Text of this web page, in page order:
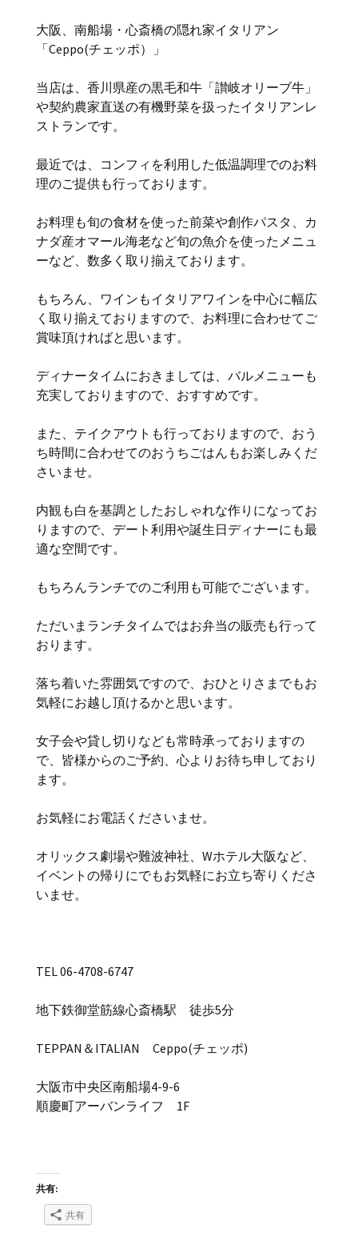
大阪、南船場・心斎橋の隠れ家イタリアン
「Ceppo(チェッポ）」
当店は、香川県産の黒毛和牛「讃岐オリーブ牛」
や契約農家直送の有機野菜を扱ったイタリアンレ
ストランです。
最近では、コンフィを利用した低温調理でのお料
理のご提供も行っております。
お料理も旬の食材を使った前菜や創作パスタ、カ
ナダ産オマール海老など旬の魚介を使ったメニュ
ーなど、数多く取り揃えております。
もちろん、ワインもイタリアワインを中心に幅広
く取り揃えておりますので、お料理に合わせてご
賞味頂ければと思います。
ディナータイムにおきましては、バルメニューも
充実しておりますので、おすすめです。
また、テイクアウトも行っておりますので、おう
ち時間に合わせてのおうちごはんもお楽しみくだ
さいませ。
内観も白を基調としたおしゃれな作りになってお
りますので、デート利用や誕生日ディナーにも最
適な空間です。
もちろんランチでのご利用も可能でございます。
ただいまランチタイムではお弁当の販売も行って
おります。
落ち着いた雰囲気ですので、おひとりさまでもお
気軽にお越し頂けるかと思います。
女子会や貸し切りなども常時承っておりますの
で、皆様からのご予約、心よりお待ち申しており
ます。
お気軽にお電話くださいませ。
オリックス劇場や難波神社、Wホテル大阪など、
イベントの帰りにでもお気軽にお立ち寄りくださ
いませ。
TEL 06-4708-6747
地下鉄御堂筋線心斎橋駅 徒歩5分
TEPPAN＆ITALIAN Ceppo(チェッポ)
大阪市中央区南船場4-9-6
順慶町アーバンライフ 1F
共有:
共有